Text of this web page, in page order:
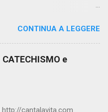
CONTINUA A LEGGERE
e
http://cantalavita.com